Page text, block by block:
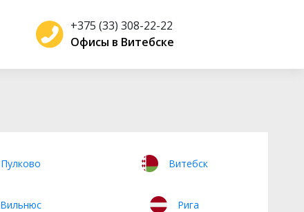
+375 (33) 308-22-22
Офисы в Витебске
Пулково Витебск
Вильнюс Рига